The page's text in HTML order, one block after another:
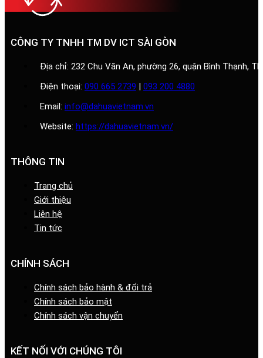
CÔNG TY TNHH TM DV ICT SÀI GÒN
Địa chỉ: 232 Chu Văn An, phường 26, quận Bình Thạnh,
Điện thoại: 090 665 2739 | 093 200 4880
Email: info@dahuavietnam.vn
Website: https://dahuavietnam.vn/
THÔNG TIN
Trang chủ
Giới thiệu
Liên hệ
Tin tức
CHÍNH SÁCH
Chính sách bảo hành & đổi trả
Chính sách bảo mật
Chính sách vận chuyển
KẾT NỐI VỚI CHÚNG TÔI